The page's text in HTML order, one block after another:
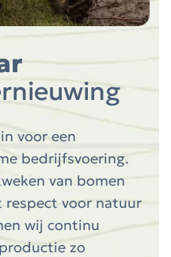
voor een
bedrijfsvoering.
van bomen
respect voor natuur
wij continu
zo